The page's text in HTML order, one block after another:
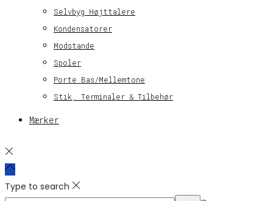
Selvbyg Højttalere
Kondensatorer
Modstande
Spoler
Porte Bas/Mellemtone
Stik, Terminaler & Tilbehør
Mærker
Type to search